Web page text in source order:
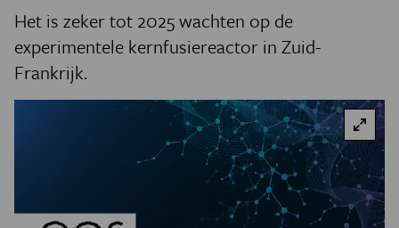
PODCAST AGENDA
JONGE UITDAGERS
Het is zeker tot 2025 wachten op de
experimentele kernfusiereactor in Zuid-
Frankrijk.